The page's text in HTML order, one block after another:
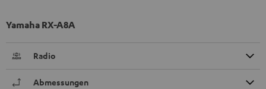
Yamaha RX-A8A
Radio
Abmessungen